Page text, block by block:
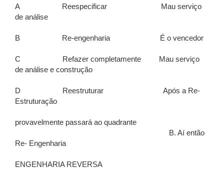
A Reespecificar Mau serviço
de análise
B Re-engenharia É o vencedor
C Refazer completamente Mau serviço
de análise e construção
D Reestruturar Após a Re-
Estruturação
provavelmente passará ao quadrante
B. Aí então
Re- Engenharia
ENGENHARIA REVERSA